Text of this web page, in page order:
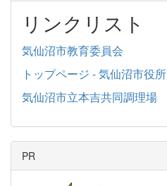
リンクリスト
気仙沼市教育委員会
トップページ - 気仙沼市役所
気仙沼市立本吉共同調理場
PR